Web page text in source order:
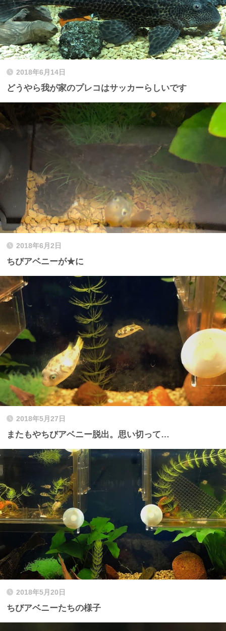
2018年6月14日
どうやら我が家のプレコはサッカーらしいです
2018年6月2日
ちびアベニーが★に
2018年5月27日
またもやちびアベニー脱出。思い切って…
2018年5月20日
ちびアベニーたちの様子